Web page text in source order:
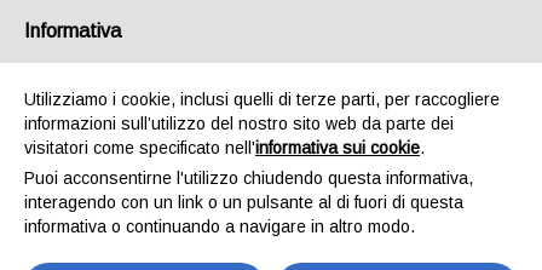
Informativa
Utilizziamo i cookie, inclusi quelli di terze parti, per raccogliere
informazioni sull’utilizzo del nostro sito web da parte dei
visitatori come specificato nell'informativa sui cookie.
Puoi acconsentirne l'utilizzo chiudendo questa informativa,
interagendo con un link o un pulsante al di fuori di questa
informativa o continuando a navigare in altro modo.